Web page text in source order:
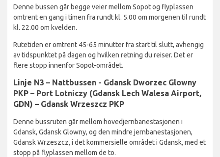
Denne bussen går begge veier mellom Sopot og flyplassen
omtrent en gang i timen fra rundt kl. 5.00 om morgenen til rundt
kl. 22.00 om kvelden.
Rutetiden er omtrent 45-65 minutter fra start til slutt, avhengig
av tidspunktet på dagen og hvilken retning du reiser. Det er
flere stopp innenfor Sopot-området.
Linje N3 – Nattbussen - Gdansk Dworzec Glowny
PKP – Port Lotniczy (Gdansk Lech Walesa Airport,
GDN) – Gdansk Wrzeszcz PKP
Denne bussruten går mellom hovedjernbanestasjonen i
Gdansk, Gdansk Glowny, og den mindre jernbanestasjonen,
Gdansk Wrzeszcz, i det kommersielle området i Gdansk, med et
stopp på flyplassen mellom de to.